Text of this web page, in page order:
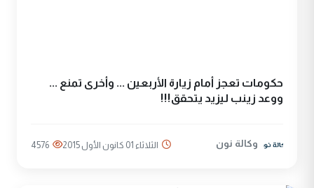
حكومات تعجز أمام ‏زيارة الأربعين‬ ... وأخرى تمنع ...
ووعد زينب ليزيد يتحقق!!!
وكالة نون الثلاثاء 01 كانون الأول 2015 4576